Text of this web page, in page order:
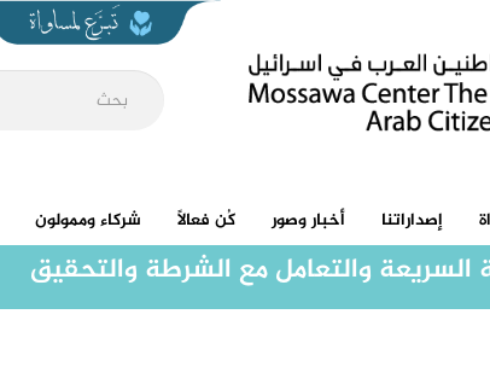
إصداراتنا أخبار وصور كُن فعالاً شركاء وممولون
والتعامل مع الشرطة والتحقيق